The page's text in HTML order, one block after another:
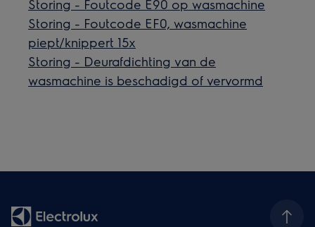
Storing - Foutcode E90 op wasmachine
Storing - Foutcode EF0, wasmachine
piept/knippert 15x
Storing - Deurafdichting van de
wasmachine is beschadigd of vervormd